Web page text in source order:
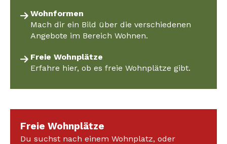
Wohnformen
Mach dir ein Bild über die verschiedenen
Angebote im Bereich Wohnen.
Freie Wohnplätze
Erfahre hier, ob es freie Wohnplätze gibt.
Freie Wohnplätze
Du suchst nach einem Wohnplatz, oder